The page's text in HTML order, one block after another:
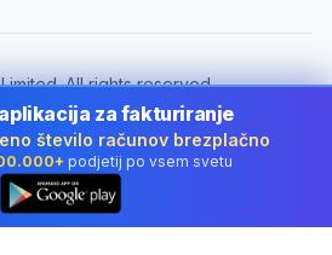
All rights reserved.
v Slovenia
Slovenia
za fakturiranje
število računov brezplačno
podjetij po vsem svetu